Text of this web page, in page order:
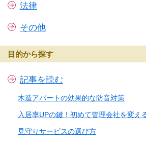
法律
その他
目的から探す
記事を読む
木造アパートの効果的な防音対策
入居率UPの鍵！初めて管理会社を変え
見守りサービスの選び方